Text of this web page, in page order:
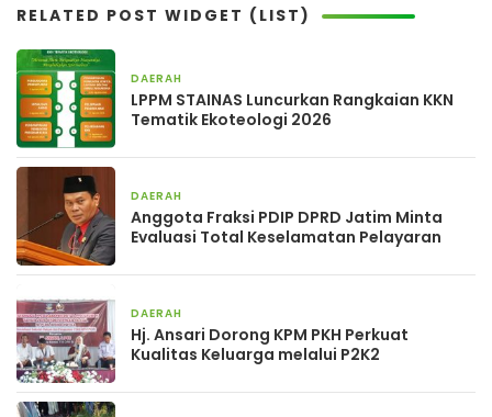
RELATED POST WIDGET (LIST)
DAERAH
LPPM STAINAS Luncurkan Rangkaian KKN
Tematik Ekoteologi 2026
DAERAH
Anggota Fraksi PDIP DPRD Jatim Minta
Evaluasi Total Keselamatan Pelayaran
DAERAH
Hj. Ansari Dorong KPM PKH Perkuat
Kualitas Keluarga melalui P2K2